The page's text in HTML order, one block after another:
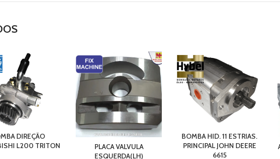
DIREÇÃO
L200 TRITON
PLACA VALVULA
ESQUERDA(LH)
BOMBA HID. 11 ESTRIAS.
PRINCIPAL JOHN DEERE
6615